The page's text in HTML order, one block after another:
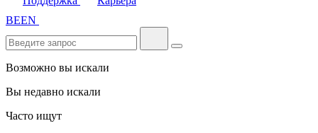
BEEN
Возможно вы искали
Вы недавно искали
Часто ищут